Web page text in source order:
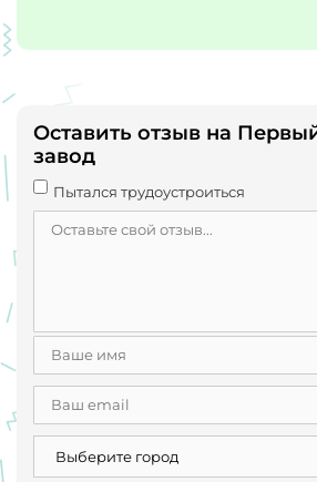
Оставить отзыв на
завод
Пытался трудоустроиться